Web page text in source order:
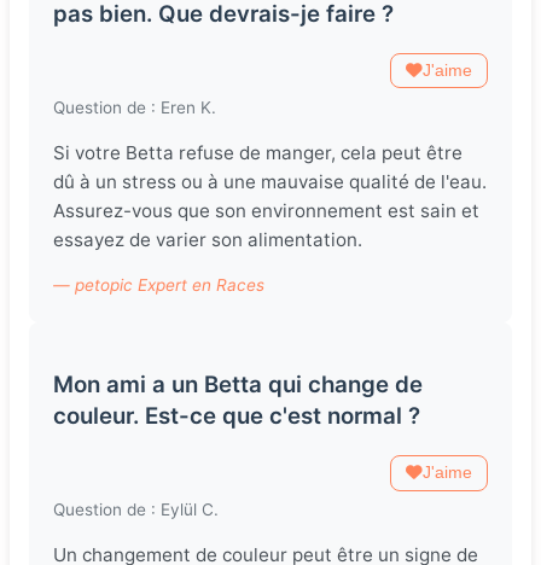
pas bien. Que devrais-je faire ?
J'aime
Question de : Eren K.
Si votre Betta refuse de manger, cela peut être
dû à un stress ou à une mauvaise qualité de l'eau.
Assurez-vous que son environnement est sain et
essayez de varier son alimentation.
— petopic Expert en Races
Mon ami a un Betta qui change de
couleur. Est-ce que c'est normal ?
J'aime
Question de : Eylül C.
Un changement de couleur peut être un signe de